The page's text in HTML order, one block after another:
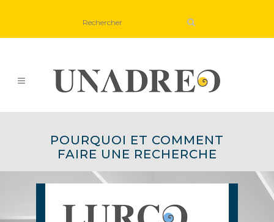
POURQUOI ET COMMENT
FAIRE UNE RECHERCHE